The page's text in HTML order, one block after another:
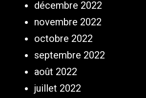
décembre 2022
novembre 2022
octobre 2022
septembre 2022
août 2022
juillet 2022